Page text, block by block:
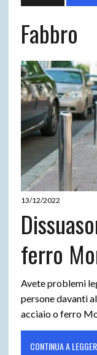
Fabbro
13/12/2022
ferro
Avete problemi
persone davanti
acciaio o ferro
CONTINUA A